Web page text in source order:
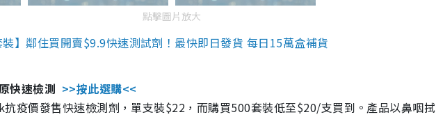
點擊圖片放大
】鄰住買開賣$9.9快速測試劑！最快即日發貨 每日15萬盒補貨
快速檢測 >>按此選購<<
抗疫價發售快速檢測劑，單支裝$22，而購買500套裝低至$20/支買到。產品以鼻咽